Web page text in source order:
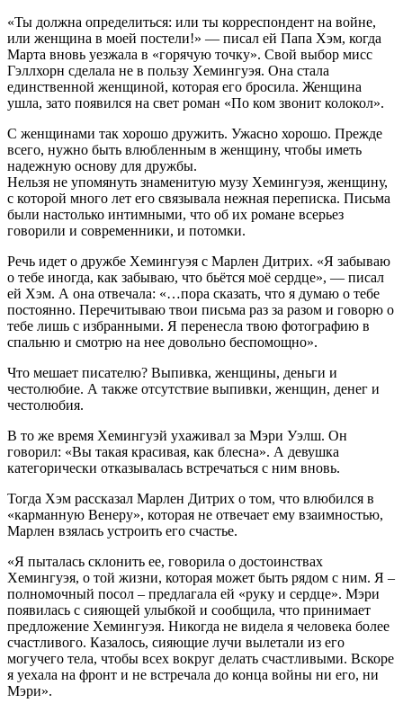
«Ты должна определиться: или ты корреспондент на войне,
или женщина в моей постели!» — писал ей Папа Хэм, когда
Марта вновь уезжала в «горячую точку». Свой выбор мисс
Гэллхорн сделала не в пользу Хемингуэя. Она стала
единственной женщиной, которая его бросила. Женщина
ушла, зато появился на свет роман «По ком звонит колокол».
С женщинами так хорошо дружить. Ужасно хорошо. Прежде
всего, нужно быть влюбленным в женщину, чтобы иметь
надежную основу для дружбы.
Нельзя не упомянуть знаменитую музу Хемингуэя, женщину,
с которой много лет его связывала нежная переписка. Письма
были настолько интимными, что об их романе всерьез
говорили и современники, и потомки.
Речь идет о дружбе Хемингуэя с Марлен Дитрих. «Я забываю
о тебе иногда, как забываю, что бьётся моё сердце», — писал
ей Хэм. А она отвечала: «…пора сказать, что я думаю о тебе
постоянно. Перечитываю твои письма раз за разом и говорю о
тебе лишь с избранными. Я перенесла твою фотографию в
спальню и смотрю на нее довольно беспомощно».
Что мешает писателю? Выпивка, женщины, деньги и
честолюбие. А также отсутствие выпивки, женщин, денег и
честолюбия.
В то же время Хемингуэй ухаживал за Мэри Уэлш. Он
говорил: «Вы такая красивая, как блесна». А девушка
категорически отказывалась встречаться с ним вновь.
Тогда Хэм рассказал Марлен Дитрих о том, что влюбился в
«карманную Венеру», которая не отвечает ему взаимностью,
Марлен взялась устроить его счастье.
«Я пыталась склонить ее, говорила о достоинствах
Хемингуэя, о той жизни, которая может быть рядом с ним. Я –
полномочный посол – предлагала ей «руку и сердце». Мэри
появилась с сияющей улыбкой и сообщила, что принимает
предложение Хемингуэя. Никогда не видела я человека более
счастливого. Казалось, сияющие лучи вылетали из его
могучего тела, чтобы всех вокруг делать счастливыми. Вскоре
я уехала на фронт и не встречала до конца войны ни его, ни
Мэри».